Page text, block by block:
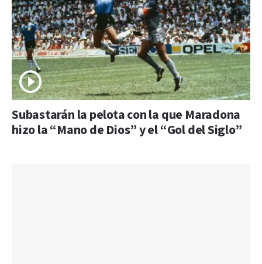
Subastarán la pelota con la que Maradona
hizo la “Mano de Dios” y el “Gol del Siglo”